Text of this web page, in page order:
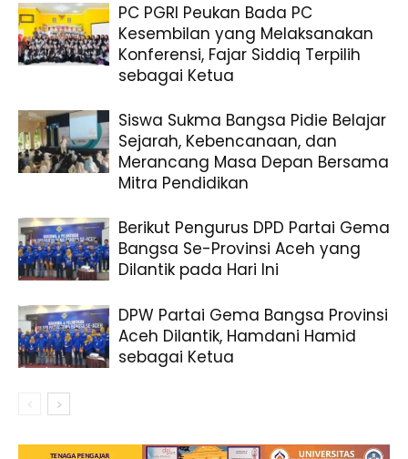
PC PGRI Peukan Bada PC
Kesembilan yang Melaksanakan
Konferensi, Fajar Siddiq Terpilih
sebagai Ketua
Siswa Sukma Bangsa Pidie Belajar
Sejarah, Kebencanaan, dan
Merancang Masa Depan Bersama
Mitra Pendidikan
Berikut Pengurus DPD Partai Gema
Bangsa Se-Provinsi Aceh yang
Dilantik pada Hari Ini
DPW Partai Gema Bangsa Provinsi
Aceh Dilantik, Hamdani Hamid
sebagai Ketua